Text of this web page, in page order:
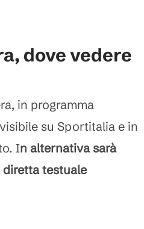
dove vedere
in programma
su Sportitalia e in
In alternativa sarà
testuale